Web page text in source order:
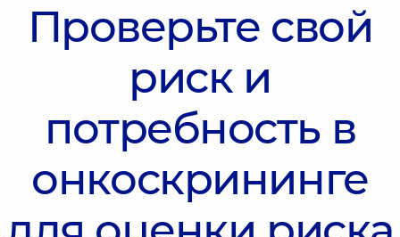
Проверьте свой
риск и
потребность в
онкоскрининге